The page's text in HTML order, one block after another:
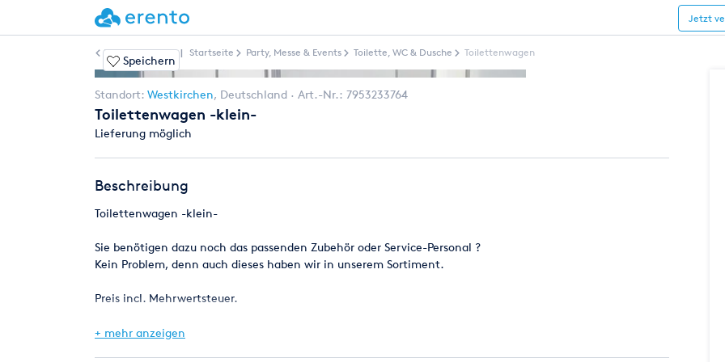
Jetzt
Weitere Artikel | Startseite Party, Messe & Events Toilette, WC & Dusche Toilettenwagen
Speichern
Standort: Westkirchen, Deutschland Art.-Nr.: 7953233764
Toilettenwagen -klein-
Lieferung möglich
Beschreibung
Toilettenwagen -klein-
Sie benötigen dazu noch das passenden Zubehör oder Service-Personal ?
Kein Problem, denn auch dieses haben wir in unserem Sortiment.
Preis incl. Mehrwertsteuer.
+ mehr anzeigen